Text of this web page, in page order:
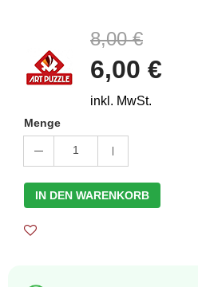
8,00 €
6,00 €
inkl. MwSt.
Menge
1
IN DEN WARENKORB